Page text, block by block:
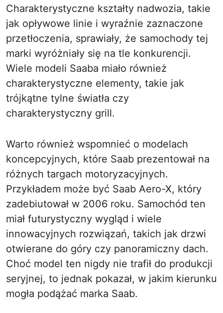
Charakterystyczne kształty nadwozia, takie
jak opływowe linie i wyraźnie zaznaczone
przetłoczenia, sprawiały, że samochody tej
marki wyróżniały się na tle konkurencji.
Wiele modeli Saaba miało również
charakterystyczne elementy, takie jak
trójkątne tylne światła czy
charakterystyczny grill.
Warto również wspomnieć o modelach
koncepcyjnych, które Saab prezentował na
różnych targach motoryzacyjnych.
Przykładem może być Saab Aero-X, który
zadebiutował w 2006 roku. Samochód ten
miał futurystyczny wygląd i wiele
innowacyjnych rozwiązań, takich jak drzwi
otwierane do góry czy panoramiczny dach.
Choć model ten nigdy nie trafił do produkcji
seryjnej, to jednak pokazał, w jakim kierunku
mogła podążać marka Saab.